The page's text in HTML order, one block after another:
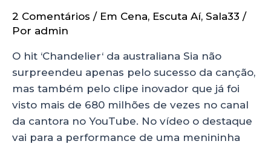
2 Comentários / Em Cena, Escuta Aí, Sala33 /
Por admin
O hit ‘Chandelier‘ da australiana Sia não
surpreendeu apenas pelo sucesso da canção,
mas também pelo clipe inovador que já foi
visto mais de 680 milhões de vezes no canal
da cantora no YouTube. No vídeo o destaque
vai para a performance de uma menininha